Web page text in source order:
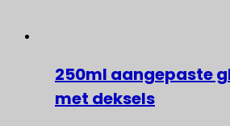
250ml aangepaste
met deksels